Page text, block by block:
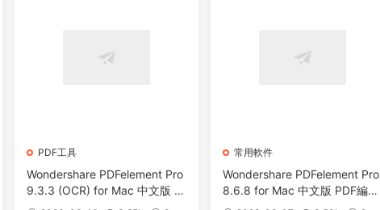
PDF工具
Wondershare PDFelement Pro
9.3.3 (OCR) for Mac 中文版 P
DF編輯注釋轉換工具
常用軟件
Wondershare PDFelement Pro
8.6.8 for Mac 中文版 PDF編輯
注釋轉換工具